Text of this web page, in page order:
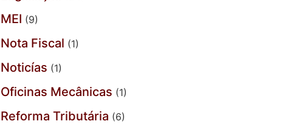
MEI (9)
Nota Fiscal (1)
Noticías (1)
Oficinas Mecânicas (1)
Reforma Tributária (6)